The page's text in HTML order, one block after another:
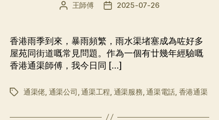
文 王師傅
发 2025-07-26
香港雨季到來，暴雨頻繁，雨水渠堵塞成為咗好多
屋苑同街道嘅常見問題。作為一個有廿幾年經驗嘅
香港通渠師傅，我今日同 […]
标
通渠佬, 通渠公司,通渠工程, 通渠服務,通渠電話, 香港通渠